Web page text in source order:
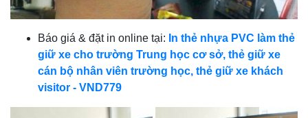
Báo giá & đặt in online tại: In thẻ nhựa PVC làm thẻ
giữ xe cho trường Trung học cơ sở, thẻ giữ xe
cán bộ nhân viên trường học, thẻ giữ xe khách
visitor - VND779